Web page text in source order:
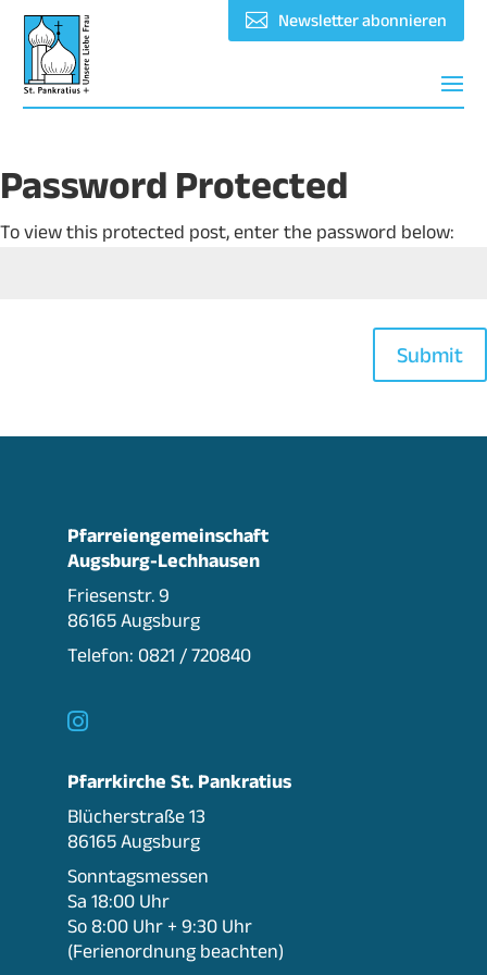
Newsletter abonnieren
Password Protected
To view this protected post, enter the password below:
Submit
Pfarreiengemeinschaft
Augsburg-Lechhausen
Friesenstr. 9
86165 Augsburg
Telefon: 0821 / 720840

Pfarrkirche St. Pankratius
Blücherstraße 13
86165 Augsburg
Sonntagsmessen
Sa 18:00 Uhr
So 8:00 Uhr + 9:30 Uhr
(Ferienordnung beachten)